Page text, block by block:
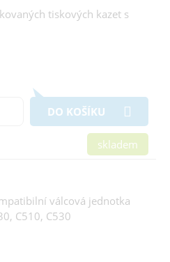
tiskových kazet s
DO KOŠÍKU
skladem